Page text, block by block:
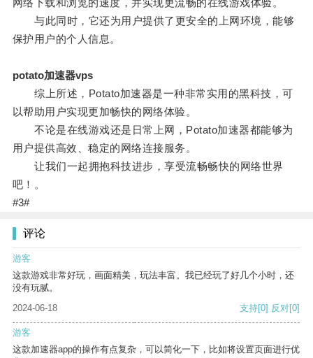
网络下载和浏览的速度，并实现更流畅的在线游戏体验。
与此同时，它还为用户提供了更安全的上网环境，能够
保护用户的个人信息。
potato加速器vps
综上所述，Potato加速器是一种非常实用的黑科技，可
以帮助用户实现更加畅快的网络体验。
不论是在线游戏还是日常上网，Potato加速器都能够为
用户提供高效、稳定的网络连接服务。
让我们一起拥抱科技进步，享受流畅畅快的网络世界
吧！。
#3#
评论
游客
这款游戏非常好玩，画面精美，玩法丰富。我已经玩了好几个小时，还
没有玩腻。
2024-06-18
支持[0] 反对[0]
游客
这款加速器app的操作有点复杂，可以简化一下，比如将设置页面进行优